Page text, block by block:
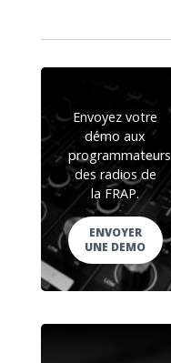
Envoyez votre
démo aux
programmateurs
des radios de
la FRAP.
ENVOYER
UNE DEMO